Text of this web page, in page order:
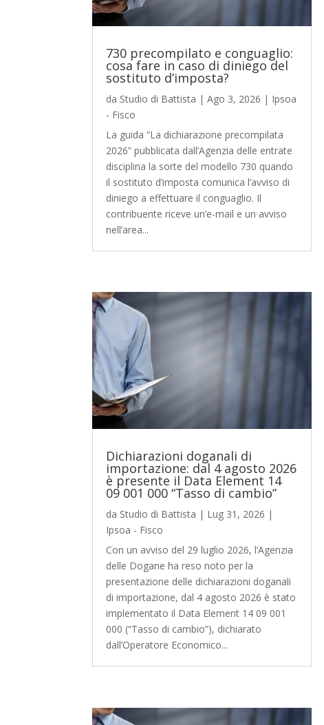
730 precompilato e conguaglio:
cosa fare in caso di diniego del
sostituto d’imposta?
da Studio di Battista |Ago 3, 2026 | Ipsoa
- Fisco
La guida “La dichiarazione precompilata
2026” pubblicata dall’Agenzia delle entrate
disciplina la sorte del modello 730 quando
il sostituto d’imposta comunica l’avviso di
diniego a effettuare il conguaglio. Il
contribuente riceve un’e-mail e un avviso
nell’area...
Dichiarazioni doganali di
importazione: dal 4 agosto 2026
è presente il Data Element 14
09 001 000 “Tasso di cambio”
da Studio di Battista | Lug 31, 2026 |
Ipsoa - Fisco
Con un avviso del 29 luglio 2026, l’Agenzia
delle Dogane ha reso noto per la
presentazione delle dichiarazioni doganali
di importazione, dal 4 agosto 2026 è stato
implementato il Data Element 14 09 001
000 (“Tasso di cambio”), dichiarato
dall’Operatore Economico...